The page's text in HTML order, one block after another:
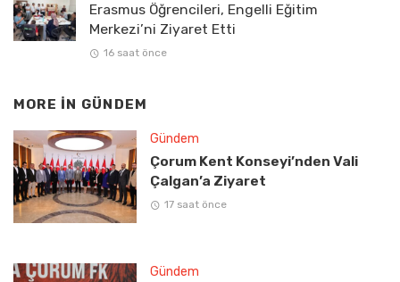
Erasmus Öğrencileri, Engelli Eğitim
Merkezi’ni Ziyaret Etti
16 saat önce
MORE IN GÜNDEM
Gündem
Çorum Kent Konseyi’nden Vali
Çalgan’a Ziyaret
17 saat önce
Gündem